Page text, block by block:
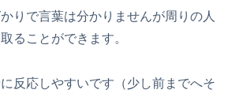
りで言葉は分かりませんが周りの人
ることができます。
反応しやすいです（少し前までへそ